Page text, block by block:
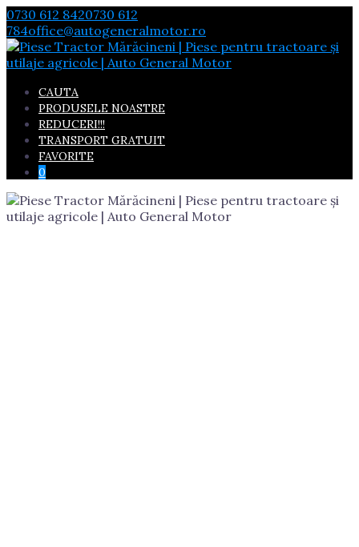
Skip
to
content
0730 612 8420730 612
784office@autogeneralmotor.ro
CAUTA
PRODUSELE NOASTRE
REDUCERI!!!
TRANSPORT GRATUIT
FAVORITE
0